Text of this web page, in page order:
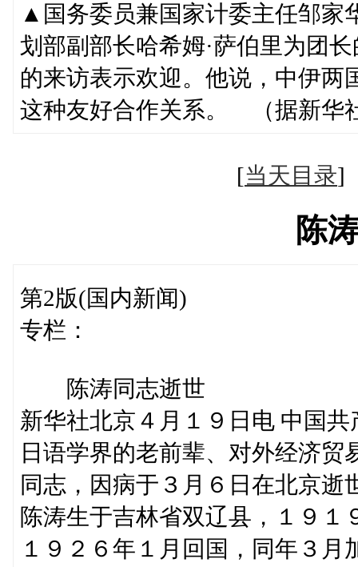
▲国务委员兼国家计委主任邹家
划部副部长哈希姆·萨伯里为团
的来访表示欢迎。他说，中伊两
这种友好合作关系。 （据新华
[当天目录
陈
第2版(国内新闻)
专栏：
陈涛同志逝世
新华社北京４月１９日电 中国
日语学界的老前辈、对外经济
同志，因病于３月６日在北京逝
陈涛生于吉林省双辽县，１９
１９２６年１月回国，同年３